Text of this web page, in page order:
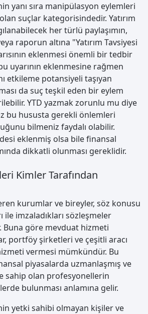
yanı sıra manipülasyon eylemleri
suçlar kategorisindedir. Yatırım
her türlü paylaşımın,
raporun altına "Yatırım Tavsiyesi
eklenmesi önemli bir tedbir
uyarının eklenmesine rağmen
etkileme potansiyeli taşıyan
da suç teşkil eden bir eylem
YTD yazmak zorunlu mu diye
bu hususta gerekli önlemleri
bilmeniz faydalı olabilir.
eklenmiş olsa bile finansal
dikkatli olunması gereklidir.
Kimler Tarafından
kurumlar ve bireyler, söz konusu
ile imzaladıkları sözleşmeler
Buna göre mevduat hizmeti
portföy şirketleri ve çeşitli aracı
vermesi mümkündür. Bu
piyasalarda uzmanlaşmış ve
sahip olan profesyonellerin
bulunması anlamına gelir.
yetki sahibi olmayan kişiler ve